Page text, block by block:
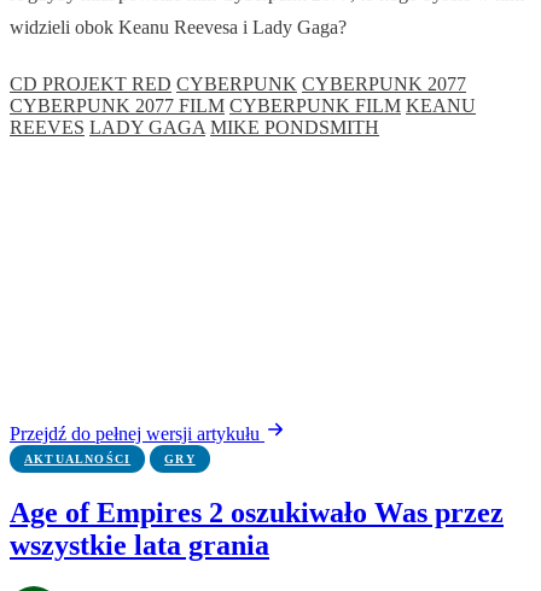
widzieli obok Keanu Reevesa i Lady Gaga?
CD PROJEKT RED CYBERPUNK CYBERPUNK 2077
CYBERPUNK 2077 FILM CYBERPUNK FILM KEANU
REEVES LADY GAGA MIKE PONDSMITH
Przejdź do pełnej wersji artykułu
AKTUALNOŚCI GRY
Age of Empires 2 oszukiwało Was przez
wszystkie lata grania